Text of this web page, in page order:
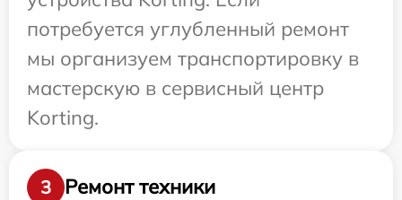
потребуется углубленный ремонт
мы организуем транспортировку в
мастерскую в сервисный центр
Korting.
3
Ремонт техники